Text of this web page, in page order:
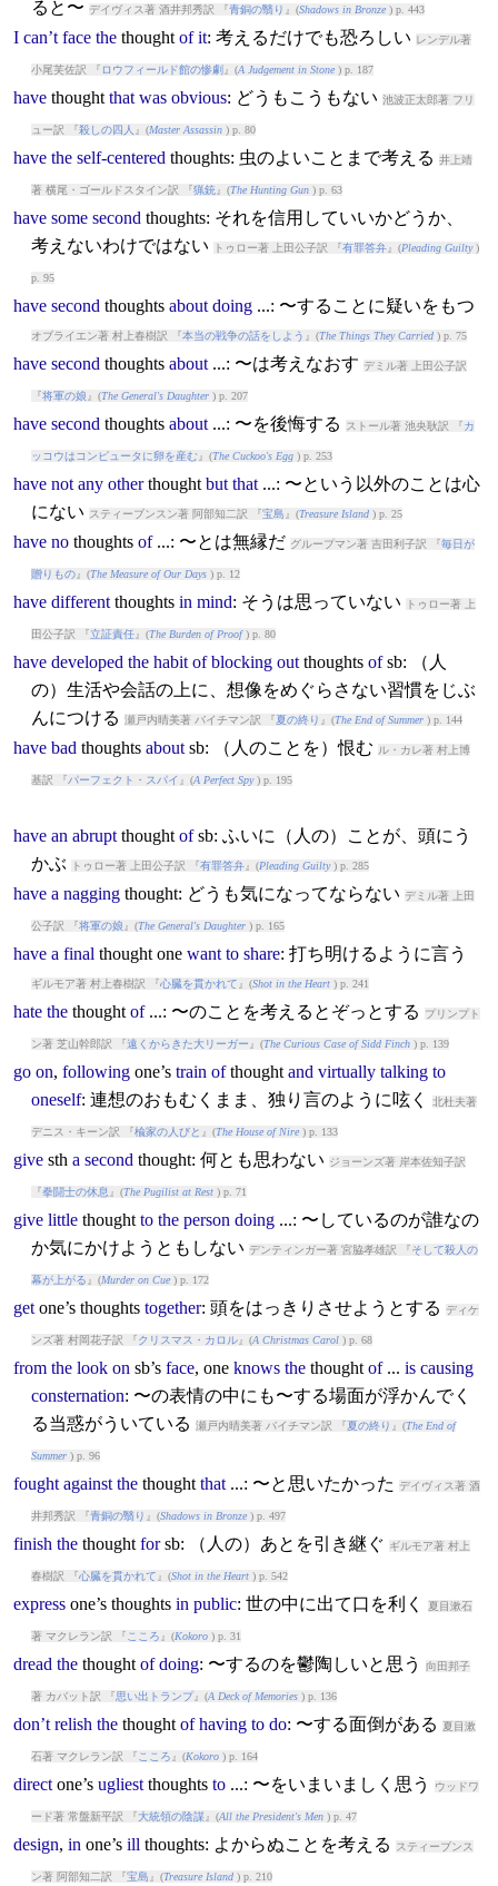
ると〜 デイヴィス著 酒井邦秀訳 『青銅の翳り 』(Shadows in Bronze) p. 443
I can’t face the thought of it: 考えるだけでも恐ろしい レンデル著
小尾芙佐訳 『 ロウフィールド館の惨劇 』(A Judgement in Stone) p. 187
have thought that was obvious: どうもこうもない 池波正太郎著 フリ
ュー訳 『殺しの四人 』(Master Assassin) p. 80
have the self-centered thoughts: 虫のよいことまで考える 井上靖
著 横尾・ゴールドスタイン訳 『猟銃 』(The Hunting Gun) p. 63
have some second thoughts: それを信用していいかどうか、
考えないわけではない
トゥロー著 上田公子訳 『有罪答弁』(Pleading Guilty)
p. 95
have second thoughts about doing...: 〜することに疑いをもつ
オブライエン著 村上春樹訳 『本当の戦争の話をしよう 』(The Things They Carried) p. 75
have second thoughts about...: 〜は考えなおす デミル著 上田公子訳
『将軍の娘 』(The General's Daughter) p. 207
have second thoughts about...: 〜を後悔する ストール著 池央耿訳 『カ
ッコウはコンピュータに卵を産む』(The Cuckoo's Egg) p. 253
have not any other thought but that...: 〜という以外のことは心
にない
スティーブンスン著 阿部知二訳 『宝島 』(Treasure Island) p. 25
have no thoughts of...: 〜とは無縁だ グループマン著 吉田利子訳 『毎日が
贈りもの』(The Measure of Our Days) p. 12
have different thoughts in mind: そうは思っていない トゥロー著 上
田公子訳 『立証責任』(The Burden of Proof) p. 80
have developed the habit of blocking out thoughts ofsb: （人
の）生活や会話の上に、想像をめぐらさない習慣をじぶ
んにつける 瀬戸内晴美著 バイチマン訳 『夏の終り 』(The End of Summer) p. 144
have bad thoughts aboutsb: （人のことを）恨む ル・カレ著 村上博
基訳 『パーフェクト・スパイ 』(A Perfect Spy) p. 195
have an abrupt thought ofsb: ふいに（人の）ことが、頭にう
かぶ
トゥロー著 上田公子訳 『有罪答弁』(Pleading Guilty) p. 285
have a nagging thought: どうも気になってならない デミル著 上田
公子訳 『将軍の娘 』(The General's Daughter) p. 165
have a final thoughtone want to share: 打ち明けるように言う
ギルモア著 村上春樹訳 『心臓を貫かれて 』(Shot in the Heart) p. 241
hate the thought of...: 〜のことを考えるとぞっとする プリンプト
ン著 芝山幹郎訳 『遠くからきた大リーガー 』(The Curious Case of Sidd Finch) p. 139
go on, followingone’s train of thought and virtually talking to
oneself: 連想のおもむくまま、独り言のように呟く 北杜夫著
デニス・キーン訳 『楡家の人びと 』(The House of Nire) p. 133
givesth a second thought: 何とも思わない ジョーンズ著 岸本佐知子訳
『拳闘士の休息 』(The Pugilist at Rest) p. 71
give little thought to the person doing...: 〜しているのが誰なの
か気にかけようともしない デンティンガー著 宮脇孝雄訳 『そして殺人の
幕が上がる 』(Murder on Cue) p. 172
getone’s thoughts together: 頭をはっきりさせようとする ディケ
ンズ著 村岡花子訳 『クリスマス・カロル』(A Christmas Carol) p. 68
from the look on sb’s face, one knows the thought of... is causing
consternation: 〜の表情の中にも〜する場面が浮かんでく
る当惑がういている 瀬戸内晴美著 バイチマン訳 『夏の終り 』(The End of
Summer) p. 96
fought against the thought that...: 〜と思いたかった デイヴィス著 酒
井邦秀訳 『青銅の翳り 』(Shadows in Bronze) p. 497
finish the thought forsb: （人の）あとを引き継ぐ ギルモア著 村上
春樹訳 『心臓を貫かれて 』(Shot in the Heart) p. 542
expressone’s thoughts in public: 世の中に出て口を利く 夏目漱石
著 マクレラン訳 『 こころ 』(Kokoro) p. 31
dread the thought of doing: 〜するのを鬱陶しいと思う 向田邦子
著 カバット訳 『思い出トランプ』(A Deck of Memories) p. 136
don’t relish the thought of having to do: 〜する面倒がある 夏目漱
石著 マクレラン訳 『 こころ 』(Kokoro) p. 164
directone’s ugliest thoughts to...: 〜をいまいましく思う ウッドワ
ード著 常盤新平訳 『大統領の陰謀』(All the President's Men) p. 47
design, in one’s ill thoughts: よからぬことを考える スティーブンス
ン著 阿部知二訳 『宝島 』(Treasure Island) p. 210